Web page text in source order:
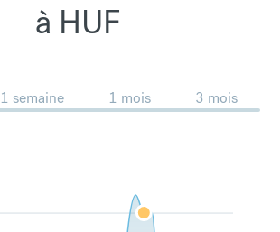
à HUF
1 semaine 1 mois 3 mois